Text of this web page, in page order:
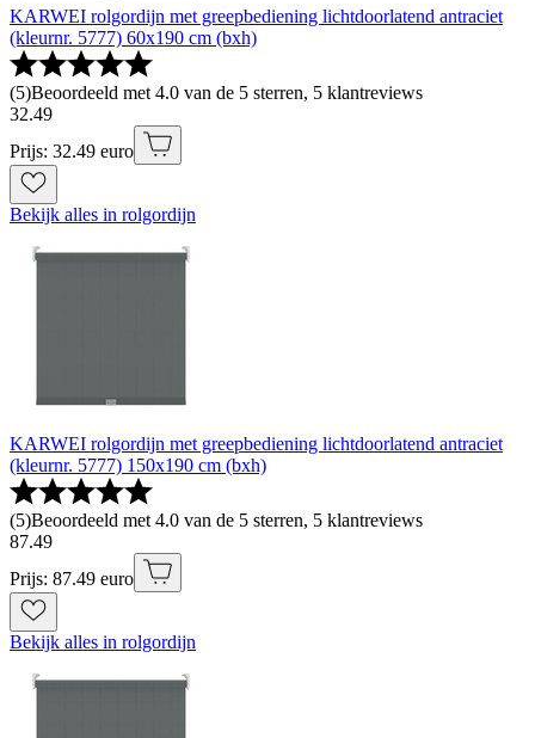
KARWEI rolgordijn met greepbediening lichtdoorlatend antraciet
(kleurnr. 5777) 60x190 cm (bxh)
(5)Beoordeeld met 4.0 van de 5 sterren, 5 klantreviews
32.49
Prijs: 32.49 euro
Bekijk alles in rolgordijn
KARWEI rolgordijn met greepbediening lichtdoorlatend antraciet
(kleurnr. 5777) 150x190 cm (bxh)
(5)Beoordeeld met 4.0 van de 5 sterren, 5 klantreviews
87.49
Prijs: 87.49 euro
Bekijk alles in rolgordijn